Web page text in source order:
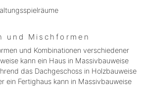
und Mischformen
und Kombinationen verschiedener
kann ein Haus in Massivbauweise
das Dachgeschoss in Holzbauweise
ein Fertighaus kann in Massivbauweise